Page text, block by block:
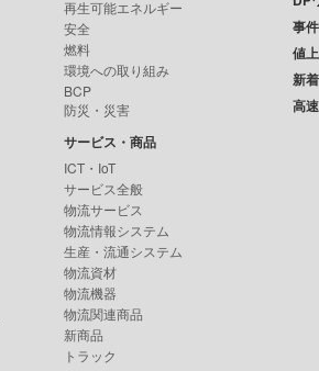
再生可能エネルギー
安全
燃料
環境への取り組み
BCP
防災・災害
サービス・商品
ICT・IoT
サービス全般
物流サービス
物流情報システム
生産・流通システム
物流資材
物流機器
物流関連商品
新商品
トラック
事
値
新
高